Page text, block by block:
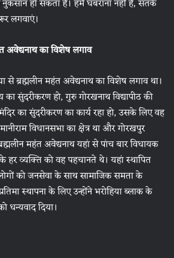
नुकसान हो सकता है। हमें घबराना नहीं है, सतर्क
लगवाएं।
अवेद्यनाथ का विशेष लगाव
से ब्रह्मलीन महंत अवेद्यनाथ का विशेष लगाव था।
सुंदरीकरण हो, गुरु गोरखनाथ विद्यापीठ की
का सुंदरीकरण का कार्य रहा हो, उसके लिए वह
विधानसभा का क्षेत्र था और गोरखपुर
महंत अवेद्यनाथ यहां से पांच बार विधायक
हर व्यक्ति को वह पहचानते थे। यहां स्थापित
को जनसेवा के साथ सामाजिक समता के
स्थापना के लिए उन्होंने भरोहिया ब्लाक के
धन्यवाद दिया।